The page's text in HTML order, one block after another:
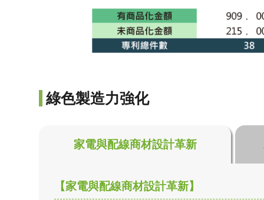
綠色製造力強化
家電與配線商材設計革新
【家電與配線商材設計革新】